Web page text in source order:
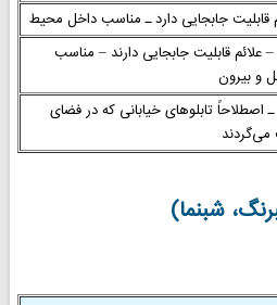
قابلیت جابجایی دارد ـ مناسب داخل محیط
قابلیت جابجایی دارند – مناسب
و بیرون
تابلوهای خیابانی که در فضای
شبنما)